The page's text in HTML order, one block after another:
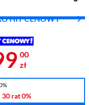
HIT CENOWY
3 799
00
zł
30 rat0%